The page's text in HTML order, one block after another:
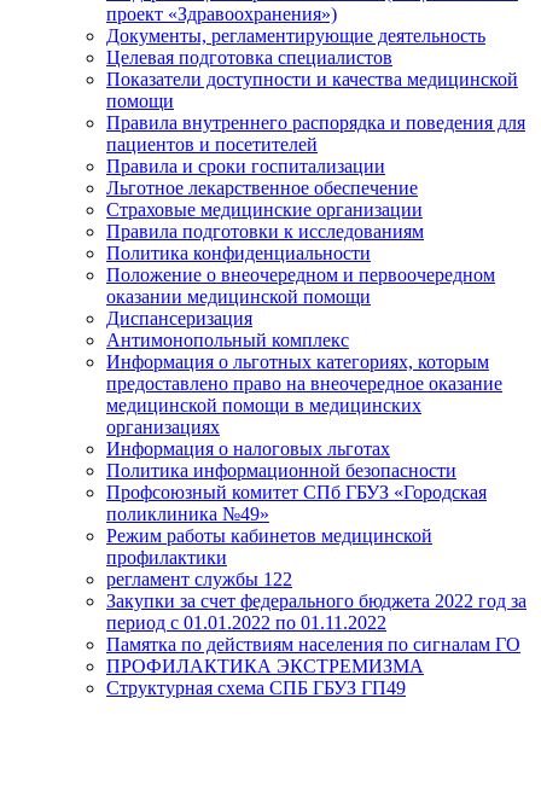
проект «Здравоохранения»)
Документы, регламентирующие деятельность
Целевая подготовка специалистов
Показатели доступности и качества медицинской
помощи
Правила внутреннего распорядка и поведения для
пациентов и посетителей
Правила и сроки госпитализации
Льготное лекарственное обеспечение
Страховые медицинские организации
Правила подготовки к исследованиям
Политика конфиденциальности
Положение о внеочередном и первоочередном
оказании медицинской помощи
Диспансеризация
Антимонопольный комплекс
Информация о льготных категориях, которым
предоставлено право на внеочередное оказание
медицинской помощи в медицинских
организациях
Информация о налоговых льготах
Политика информационной безопасности
Профсоюзный комитет СПб ГБУЗ «Городская
поликлиника №49»
Режим работы кабинетов медицинской
профилактики
регламент службы 122
Закупки за счет федерального бюджета 2022 год за
период с 01.01.2022 по 01.11.2022
Памятка по действиям населения по сигналам ГО
ПРОФИЛАКТИКА ЭКСТРЕМИЗМА
Структурная схема СПБ ГБУЗ ГП49